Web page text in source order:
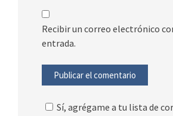
Recibir un correo electrónico
entrada.
Sí, agrégame a tu lista de